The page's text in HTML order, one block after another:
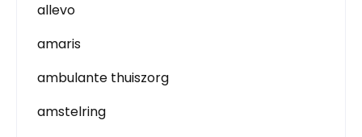
allevo
amaris
ambulante thuiszorg
amstelring